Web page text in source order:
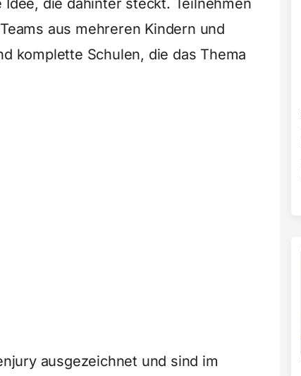
die dahinter steckt. Teilnehmen
aus mehreren Kindern und
komplette Schulen, die das Thema
ausgezeichnet und sind im